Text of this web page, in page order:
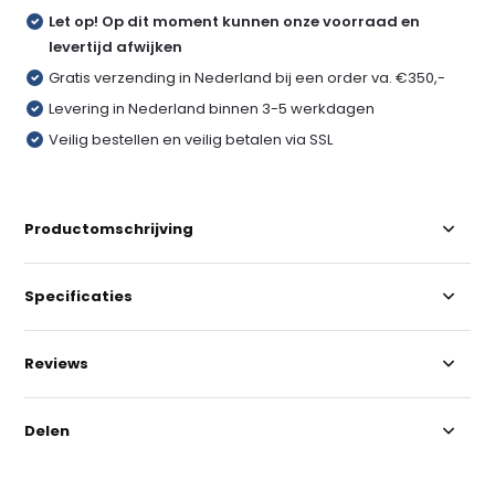
Let op! Op dit moment kunnen onze voorraad en
levertijd afwijken
Gratis verzending in Nederland bij een order va. €350,-
Levering in Nederland binnen 3-5 werkdagen
Veilig bestellen en veilig betalen via SSL
Productomschrijving
Specificaties
Reviews
Delen